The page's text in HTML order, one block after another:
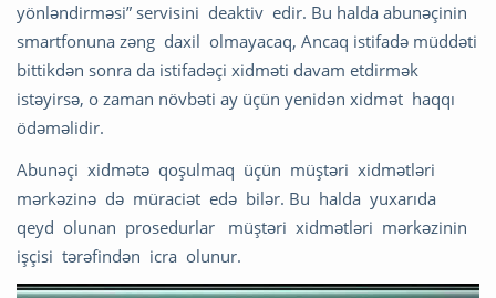
yönləndirməsi” servisini deaktiv edir. Bu halda abunəçinin
smartfonuna zəng daxil olmayacaq, Ancaq istifadə müddəti
bittikdən sonra da istifadəçi xidməti davam etdirmək
istəyirsə, o zaman növbəti ay üçün yenidən xidmət haqqı
ödəməlidir.
Abunəçi xidmətə qoşulmaq üçün müştəri xidmətləri
mərkəzinə də müraciət edə bilər. Bu halda yuxarıda
qeyd olunan prosedurlar müştəri xidmətləri mərkəzinin
işçisi tərəfindən icra olunur.